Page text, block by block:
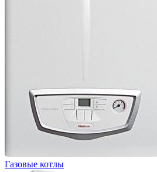
Газовые котлы